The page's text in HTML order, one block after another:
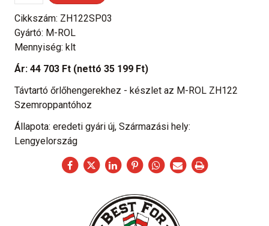
Cikkszám: ZH122SP03
Gyártó: M-ROL
Mennyiség: klt
Ár: 44 703 Ft (nettó 35 199 Ft)
Távtartó őrlőhengerekhez - készlet az M-ROL ZH122
Szemroppantóhoz
Állapota: eredeti gyári új, Származási hely:
Lengyelország